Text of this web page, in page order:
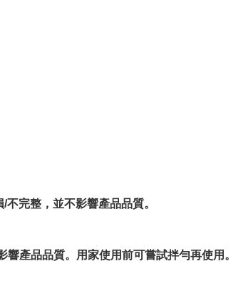
完整，並不影響產品品質。
產品品質。用家使用前可嘗試拌勻再使用。